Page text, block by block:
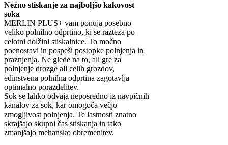
Nežno stiskanje za najboljšo kakovost
soka
MERLIN PLUS+ vam ponuja posebno
veliko polnilno odprtino, ki se razteza po
celotni dolžini stiskalnice. To močno
poenostavi in pospeši postopke polnjenja in
praznjenja. Ne glede na to, ali gre za
polnjenje drozge ali celih grozdov,
edinstvena polnilna odprtina zagotavlja
optimalno porazdelitev.
Sok se lahko odvaja neposredno iz navpičnih
kanalov za sok, kar omogoča večjo
zmogljivost polnjenja. Te lastnosti znatno
skrajšajo skupni čas stiskanja in tako
zmanjšajo mehansko obremenitev.